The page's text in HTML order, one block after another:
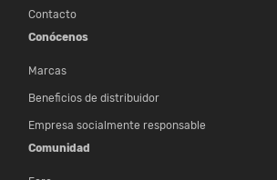
Contacto
Conócenos
Marcas
Beneficios de distribuidor
Empresa socialmente responsable
Comunidad